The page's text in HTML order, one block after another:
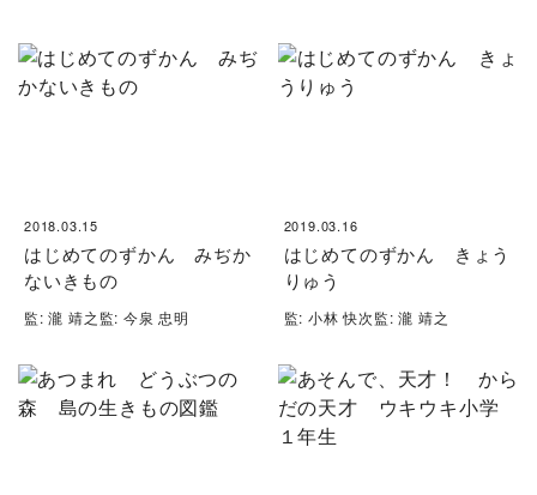
2018.03.15
はじめてのずかん みぢか
ないきもの
監: 瀧 靖之監: 今泉 忠明
2019.03.16
はじめてのずかん きょう
りゅう
監: 小林 快次監: 瀧 靖之